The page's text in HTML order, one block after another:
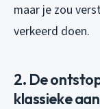
maar je zou
verkeerd doen.
2. De
klassieke